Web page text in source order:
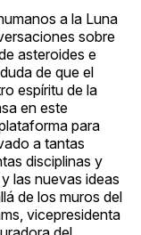
a la Luna
sobre
asteroides e
de que el
espíritu de la
en este
para
a tantas
disciplinas y
las nuevas ideas
de los muros del
vicepresidenta